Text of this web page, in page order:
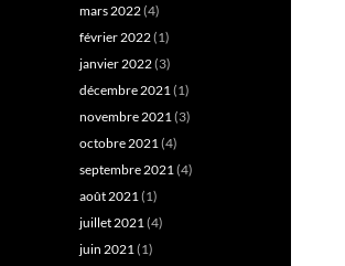
mars 2022(4)
février 2022(1)
janvier 2022(3)
décembre 2021(1)
novembre 2021(3)
octobre 2021(4)
septembre 2021(4)
août 2021(1)
juillet 2021(4)
juin 2021(1)